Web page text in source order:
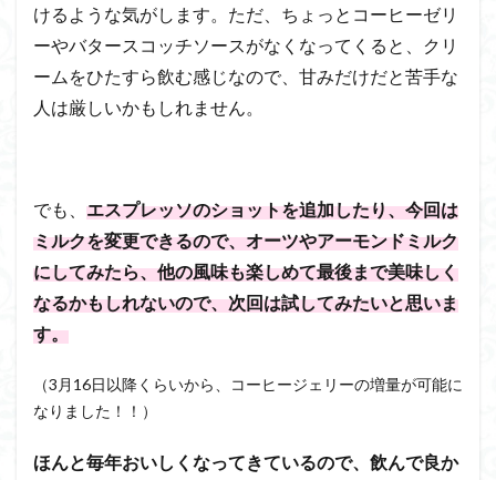
けるような気がします。ただ、ちょっとコーヒーゼリ
ーやバタースコッチソースがなくなってくると、クリ
ームをひたすら飲む感じなので、甘みだけだと苦手な
人は厳しいかもしれません。
でも、 エスプレッソのショットを追加したり、今回は
ミルクを変更できるので、オーツやアーモンドミルク
にしてみたら、他の風味も楽しめて最後まで美味しく
なるかもしれないので、次回は試してみたいと思いま
す。
（3月16日以降くらいから、コーヒージェリーの増量が可能に
なりました！！）
ほんと毎年おいしくなってきているので、飲んで良か